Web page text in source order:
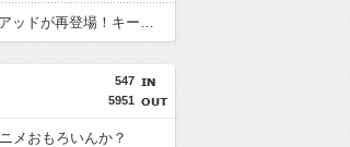
【TOUGH2】35話感想 ギャルアッドが再登場！キー坊とスパーして試合のセコンドに！？
547
5951
メおもろいんか？